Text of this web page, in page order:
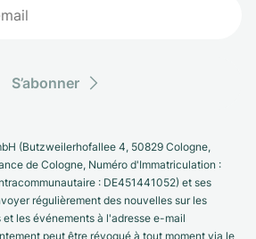
S’abonner
(Butzweilerhofallee 4, 50829 Cologne,
de Cologne, Numéro d'Immatriculation :
: DE451441052) et ses
régulièrement des nouvelles sur les
les événements à l'adresse e-mail
peut être révoqué à tout moment via le